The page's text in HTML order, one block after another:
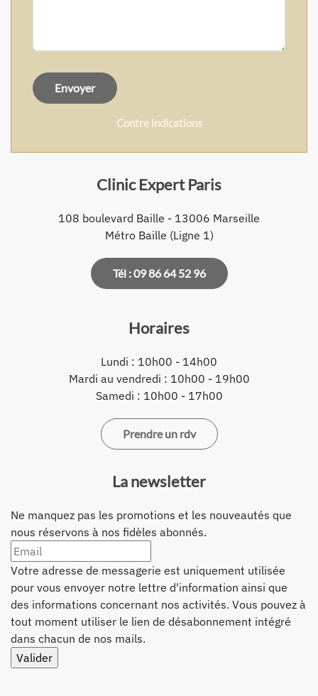
Envoyer
Contre indications
Clinic Expert Paris
108 boulevard Baille - 13006 Marseille
Métro Baille (Ligne 1)
Tél : 09 86 64 52 96
Horaires
Lundi : 10h00 - 14h00
Mardi au vendredi : 10h00 - 19h00
Samedi : 10h00 - 17h00
Prendre un rdv
La newsletter
Ne manquez pas les promotions et les nouveautés que
nous réservons à nos fidèles abonnés.
Votre adresse de messagerie est uniquement utilisée
pour vous envoyer notre lettre d'information ainsi que
des informations concernant nos activités. Vous pouvez à
tout moment utiliser le lien de désabonnement intégré
dans chacun de nos mails.